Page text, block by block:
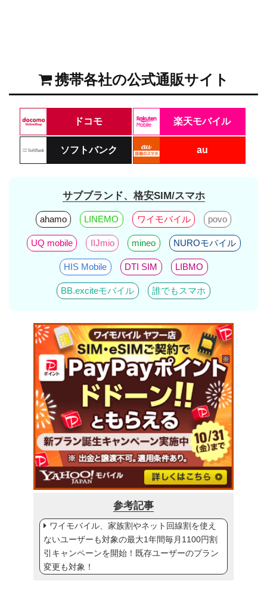
携帯各社の公式通販サイト
ドコモ 楽天モバイル
ソフトバンク au
サブブランド、格安SIM/スマホ
ahamo LINEMO ワイモバイル povo
UQ mobile IIJmio mineo NUROモバイル
HIS Mobile DTI SIM LIBMO
BB.exciteモバイル 誰でもスマホ
参考記事
ワイモバイル、家族割やネット回線割を使え
ないユーザーも対象の最大1年間毎月1100円割
引キャンペーンを開始！既存ユーザーのプラン
変更も対象！